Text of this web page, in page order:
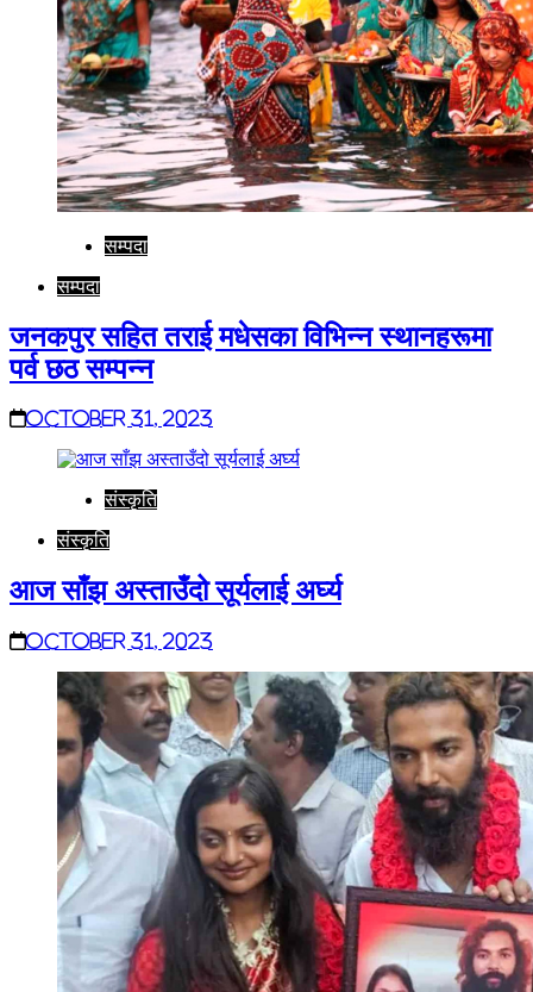
सम्पदा
सम्पदा
जनकपुर सहित तराई मधेसका विभिन्न स्थानहरूमा
पर्व छठ सम्पन्न
October 31, 2023
संस्कृति
संस्कृति
आज साँझ अस्ताउँदो सूर्यलाई अर्घ्य
October 31, 2023